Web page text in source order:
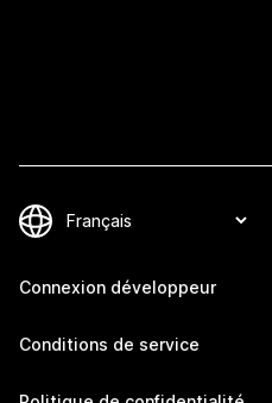
Connexion développeur
Conditions de service